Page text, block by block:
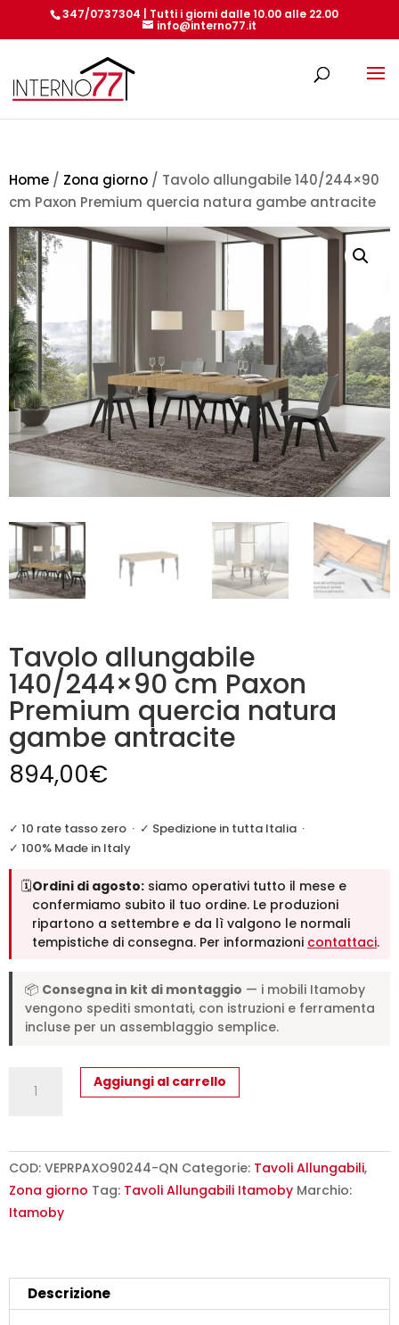
347/0737304 | Tutti i giorni dalle 10.00 alle 22.00
info@interno77.it
Home / Zona giorno / Tavolo allungabile 140/244×90
cm Paxon Premium quercia natura gambe antracite
Tavolo allungabile
140/244×90 cm Paxon
Premium quercia natura
gambe antracite
894,00€
✓ 10 rate tasso zero · ✓ Spedizione in tutta Italia ·
✓ 100% Made in Italy
🗓️Ordini di agosto: siamo operativi tutto il mese e
confermiamo subito il tuo ordine. Le produzioni
ripartono a settembre e da lì valgono le normali
tempistiche di consegna. Per informazioni contattaci.
📦 Consegna in kit di montaggio — i mobili Itamoby
vengono spediti smontati, con istruzioni e ferramenta
incluse per un assemblaggio semplice.
allungabile
Paxon
Premium
quercia
antracite
quantità
Aggiungi al carrello
COD: VEPRPAXO90244-QN Categorie: Tavoli Allungabili,
Zona giorno Tag: Tavoli Allungabili Itamoby Marchio:
Itamoby
Descrizione